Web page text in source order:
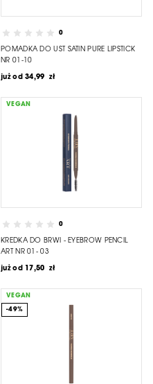
0
POMADKA DO UST SATIN PURE LIPSTICK
NR 01-10
już od 34,99 zł
VEGAN
0
KREDKA DO BRWI - EYEBROW PENCIL
ART NR 01- 03
już od 17,50 zł
VEGAN
-49%